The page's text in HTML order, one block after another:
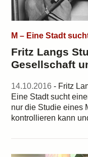
M – Eine Stadt
Fritz Langs
Gesellschaft
14.10.2016 - Fritz
Eine Stadt sucht
nur die Studie eines
kontrollieren kann